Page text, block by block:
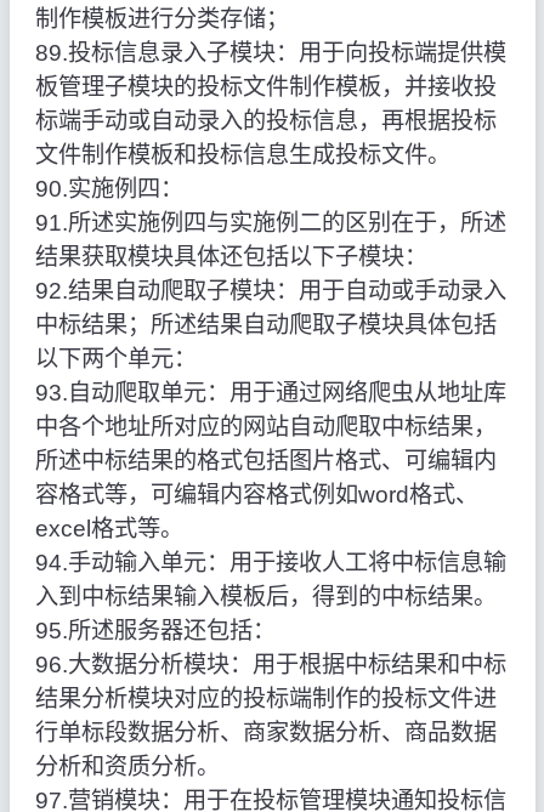
制作模板进行分类存储；
89.投标信息录入子模块：用于向投标端提供模
板管理子模块的投标文件制作模板，并接收投
标端手动或自动录入的投标信息，再根据投标
文件制作模板和投标信息生成投标文件。
90.实施例四：
91.所述实施例四与实施例二的区别在于，所述
结果获取模块具体还包括以下子模块：
92.结果自动爬取子模块：用于自动或手动录入
中标结果；所述结果自动爬取子模块具体包括
以下两个单元：
93.自动爬取单元：用于通过网络爬虫从地址库
中各个地址所对应的网站自动爬取中标结果，
所述中标结果的格式包括图片格式、可编辑内
容格式等，可编辑内容格式例如word格式、
excel格式等。
94.手动输入单元：用于接收人工将中标信息输
入到中标结果输入模板后，得到的中标结果。
95.所述服务器还包括：
96.大数据分析模块：用于根据中标结果和中标
结果分析模块对应的投标端制作的投标文件进
行单标段数据分析、商家数据分析、商品数据
分析和资质分析。
97.营销模块：用于在投标管理模块通知投标信